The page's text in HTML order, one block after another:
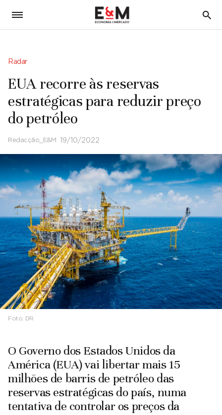
5
Radar
EUA recorre às reservas
estratégicas para reduzir preço
do petróleo
Redacção_E&M 19/10/2022
Foto: DR
O Governo dos Estados Unidos da
América (EUA) vai libertar mais 15
milhões de barris de petróleo das
reservas estratégicas do país, numa
tentativa de controlar os preços da